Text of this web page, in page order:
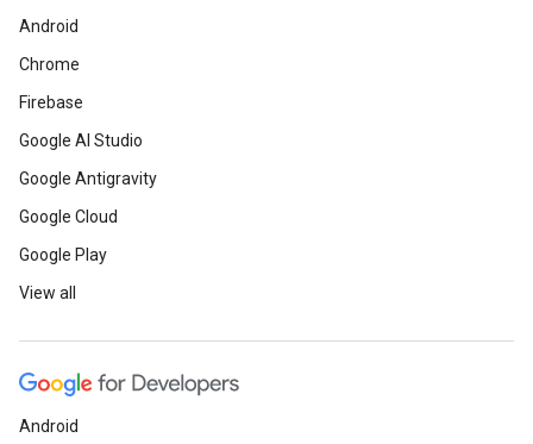
Android
Chrome
Firebase
Google AI Studio
Google Antigravity
Google Cloud
Google Play
View all
Android